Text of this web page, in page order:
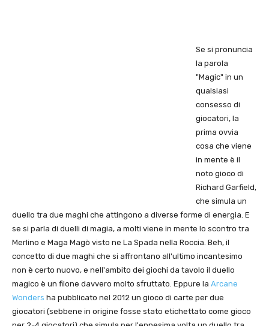
Se si pronuncia
la parola
"Magic" in un
qualsiasi
consesso di
giocatori, la
prima ovvia
cosa che viene
in mente è il
noto gioco di
Richard Garfield,
che simula un
duello tra due maghi che attingono a diverse forme di energia. E
se si parla di duelli di magia, a molti viene in mente lo scontro tra
Merlino e Maga Magò visto ne La Spada nella Roccia. Beh, il
concetto di due maghi che si affrontano all'ultimo incantesimo
non è certo nuovo, e nell'ambito dei giochi da tavolo il duello
magico è un filone davvero molto sfruttato. Eppure la Arcane
Wonders ha pubblicato nel 2012 un gioco di carte per due
giocatori (sebbene in origine fosse stato etichettato come gioco